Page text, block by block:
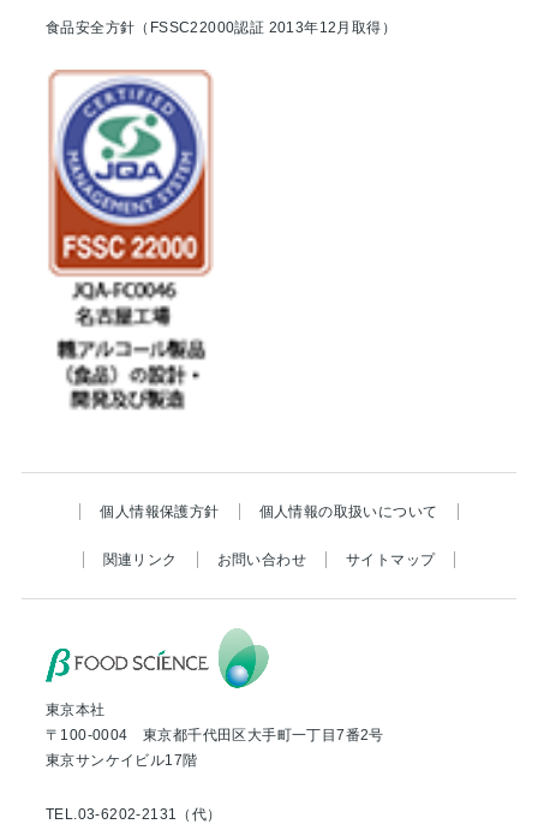
食品安全方針（FSSC22000認証 2013年12月取得）
個人情報保護方針 個人情報の取扱いについて
関連リンク お問い合わせ サイトマップ
東京本社
〒100-0004 東京都千代田区大手町一丁目7番2号
東京サンケイビル17階
TEL.03-6202-2131（代）